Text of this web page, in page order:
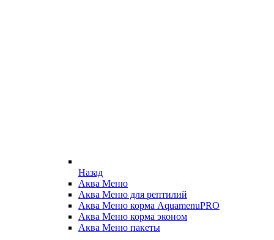
Назад
Аква Меню
Аква Меню для рептилий
Аква Меню корма AquamenuPRO
Аква Меню корма эконом
Аква Меню пакеты